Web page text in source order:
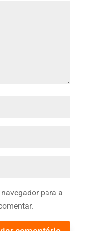
para a